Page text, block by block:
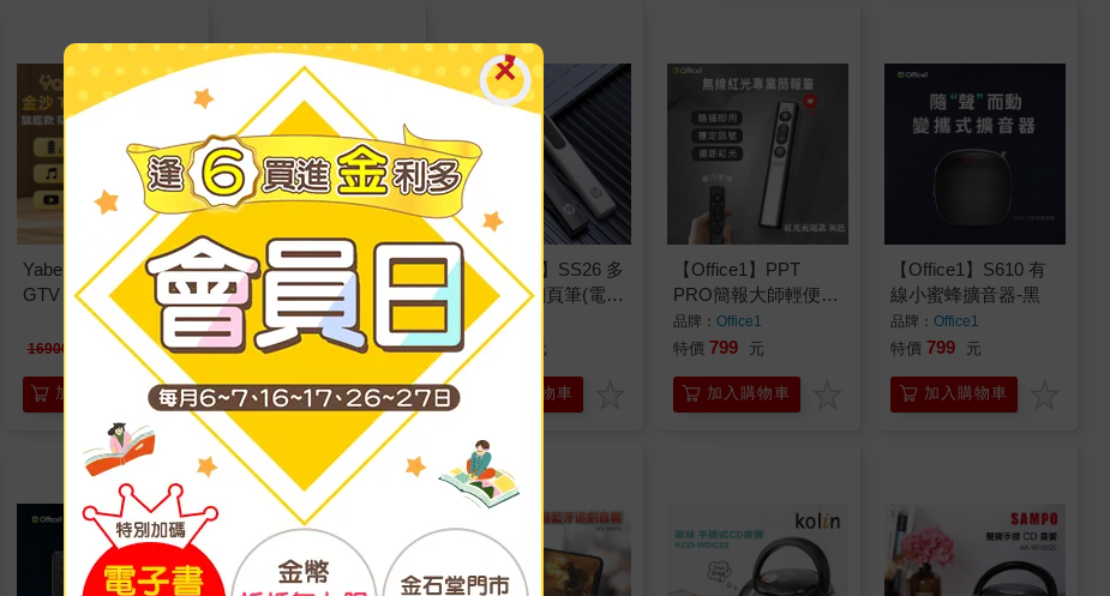
Yaber 金沙 T2 Plus
GTV 旗艦款隨身投影
16900 14900 元
加入購物車
KONIX Miro Plus 88
鍵磁吸式可攜電鋼琴
｜逐級配重｜900音
色700節奏
5900 特價 3999 元
加入購物車
【HP 惠普】SS26 多
功能投影翻頁筆(電池
版紅光)
特價 699 元
加入購物車
【Office1】PPT
PRO簡報大師輕便無
線翻頁簡報投屏筆-紅
光充電版(LGO-10)
品牌：Office1
特價 799 元
加入購物車
【Office1】S610 有
線小蜜蜂擴音器-黑
品牌：Office1
特價 799 元
加入購物車